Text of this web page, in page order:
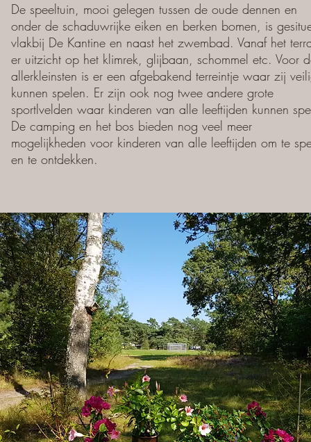
De speeltuin, mooi gelegen tussen de oude dennen en
onder de schaduwrijke eiken en berken bomen, is
vlakbij De Kantine en naast het zwembad. Vanaf het
er uitzicht op het klimrek, glijbaan, schommel etc. Voor
allerkleinsten is er een afgebakend terreintje waar zij
kunnen spelen. Er zijn ook nog twee andere grote
sportlvelden waar kinderen van alle leeftijden kunnen
De camping en het bos bieden nog veel meer
mogelijkheden voor kinderen van alle leeftijden om te
en te ontdekken.